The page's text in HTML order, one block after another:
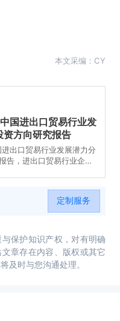
本文采编：CY
国进出口贸易行业发
资方向研究报告
出口贸易行业发展潜力分
告，进出口贸易行业企业
营销分析，2020-2025年中
展战略及规划建议。
定制服务
保护知识产权，对有明确
章存在内容、版权或其它
及时与您沟通处理。